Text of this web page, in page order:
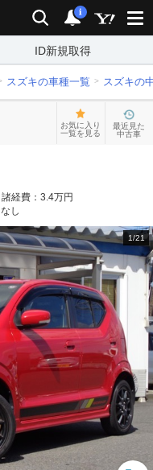
検索 通知
i
ID新規取得
スズキの車種一覧 スズキの
お気に入り
一覧を見る
最近見た
中古車
諸経費： 3.4万円
なし
1/21